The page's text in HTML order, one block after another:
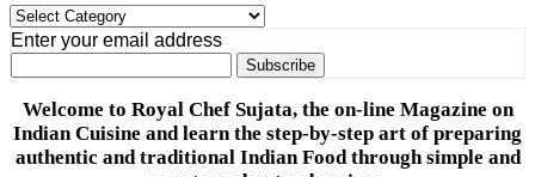
Food
Categories
Enter your email address
Welcome to Royal Chef Sujata, the on-line Magazine on
Indian Cuisine and learn the step-by-step art of preparing
authentic and traditional Indian Food through simple and